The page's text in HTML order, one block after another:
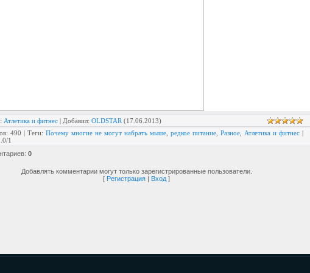
: Атлетика и фитнес | Добавил: OLDSTAR (17.06.2013)
: 490 | Теги: Почему многие не могут набрать мыше редкое питание Разное Атлетика и фитнес |
/1
: 0
Добавлять комментарии могут только зарегистрированные пользователи.
[ Регистрация | Вход ]